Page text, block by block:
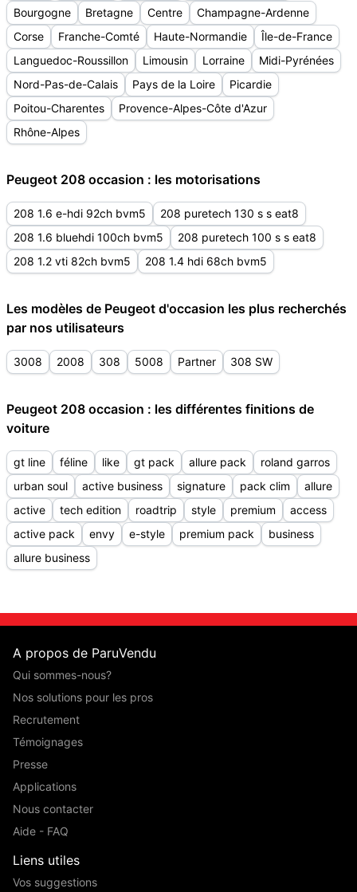
Bourgogne
Bretagne Centre
Champagne-Ardenne
Corse
Franche-Comté Haute-Normandie
Île-de-France
Languedoc-Roussillon
Limousin Lorraine
Midi-Pyrénées
Nord-Pas-de-Calais
Pays de la Loire
Picardie
Poitou-Charentes
Provence-Alpes-Côte d'Azur
Rhône-Alpes
Peugeot 208 occasion : les motorisations
208 1.6 e-hdi 92ch bvm5
208 puretech 130 s s eat8
208 1.6 bluehdi 100ch bvm5
208 puretech 100 s s eat8
208 1.2 vti 82ch bvm5
208 1.4 hdi 68ch bvm5
Les modèles de Peugeot d'occasion les plus recherchés
par nos utilisateurs
3008 2008 308 5008 Partner 308 SW
Peugeot 208 occasion : les différentes finitions de
voiture
gt line féline like gt pack allure pack
roland garros
urban soul
active business signature pack clim
allure
active
tech edition roadtrip style premium
access
active pack
envy e-style premium pack
business
allure business
A propos de ParuVendu
Qui sommes-nous?
Nos solutions pour les pros
Recrutement
Témoignages
Presse
Applications
Nous contacter
Aide - FAQ
Liens utiles
Vos suggestions